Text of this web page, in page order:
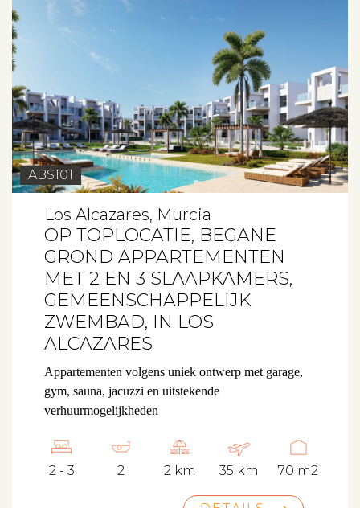
ABS101
Los Alcazares, Murcia
OP TOPLOCATIE, BEGANE
GROND APPARTEMENTEN
MET 2 EN 3 SLAAPKAMERS,
GEMEENSCHAPPELIJK
ZWEMBAD, IN LOS
ALCAZARES
Appartementen volgens uniek ontwerp met garage,
gym, sauna, jacuzzi en uitstekende
verhuurmogelijkheden
2 - 3 2 2 km 35 km 70 m2